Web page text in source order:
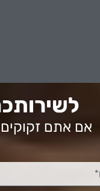
אם אתם זקוקים